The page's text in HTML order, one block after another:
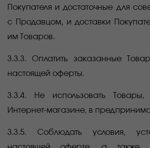
Покупателя и достаточные для
с Продавцом, и доставки
им Товаров.
3.3.3. Оплатить заказанные
настоящей оферты.
3.3.4. Не использовать
Интернет-магазине, в
3.3.5. Соблюдать условия,